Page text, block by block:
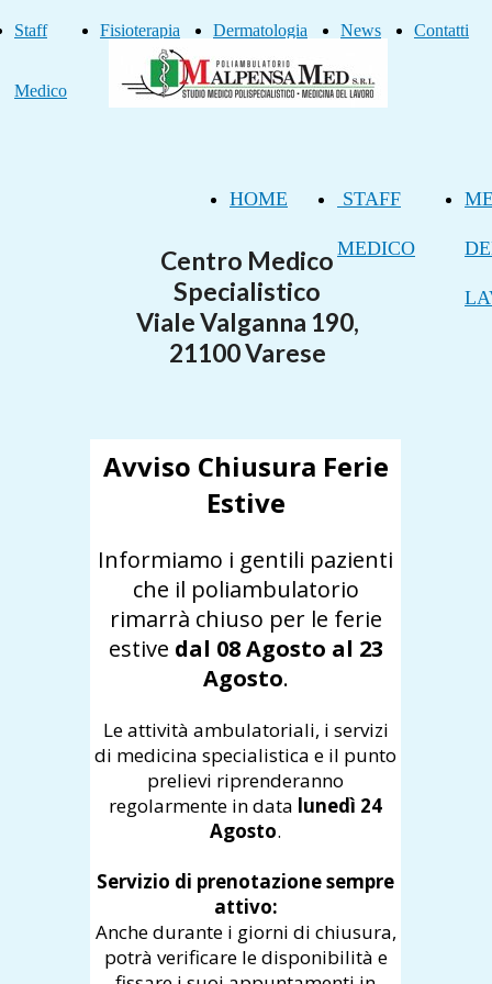
Staff
Medico
Fisioterapia Dermatologia News Contatti
HOME STAFF
MEDICO
Avviso Chiusura Ferie
Estive
Informiamo i gentili pazienti
che il poliambulatorio
rimarrà chiuso per le ferie
estive dal 08 Agosto al 23
Agosto.
Le attività ambulatoriali, i servizi
di medicina specialistica e il punto
prelievi riprenderanno
regolarmente in data lunedì 24
Agosto.
Servizio di prenotazione sempre
attivo:
Anche durante i giorni di chiusura,
potrà verificare le disponibilità e
Centro Medico
Specialistico
Viale Valganna 190,
21100 Varese